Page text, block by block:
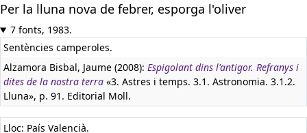
Per la lluna nova de febrer, esporga l'oliver
7 fonts, 1983.
Sentències camperoles.
Alzamora Bisbal, Jaume (2008): Espigolant dins l'antigor. Refranys i
dites de la nostra terra «3. Astres i temps. 3.1. Astronomia. 3.1.2.
Lluna», p. 91. Editorial Moll.
Lloc: País Valencià.